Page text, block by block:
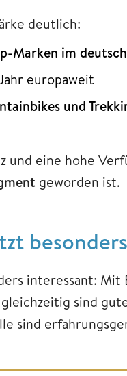
deutlich:
Marken im
europaweit
und
und eine hohe
geworden ist.
interessant: Mit
gleichzeitig sind
sind